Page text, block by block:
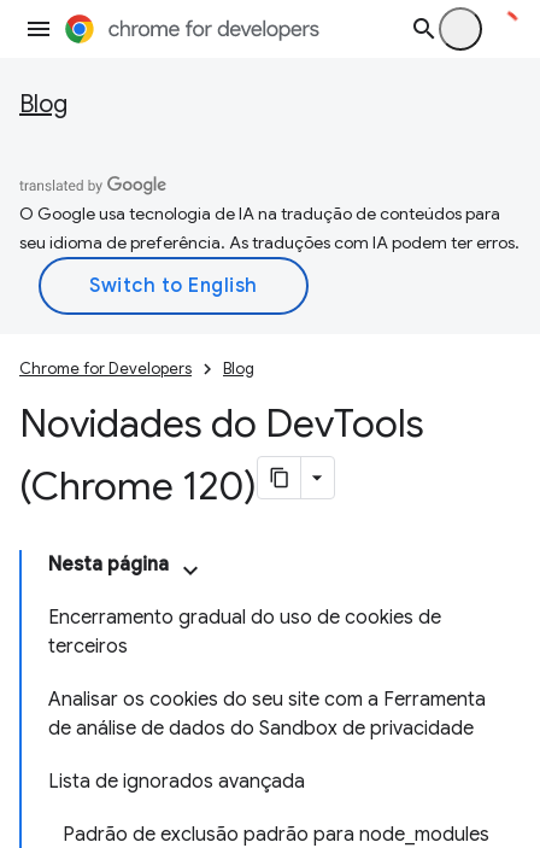
Blog
O Google usa tecnologia de IA na tradução de conteúdos para
seu idioma de preferência. As traduções com IA podem ter erros.
Chrome for Developers Blog
Novidades do DevTools
(Chrome 120)
Nesta página
Encerramento gradual do uso de cookies de
terceiros
Analisar os cookies do seu site com a Ferramenta
de análise de dados do Sandbox de privacidade
Lista de ignorados avançada
Padrão de exclusão padrão para node_modules